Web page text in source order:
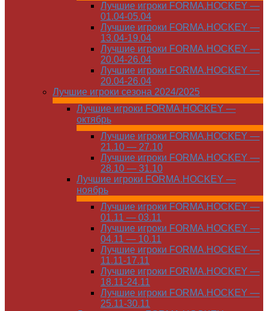
Лучшие игроки FORMA.HOCKEY —
01.04-05.04
Лучшие игроки FORMA.HOCKEY —
13.04-19.04
Лучшие игроки FORMA.HOCKEY —
20.04-26.04
Лучшие игроки FORMA.HOCKEY —
20.04-26.04
Лучшие игроки сезона 2024/2025
Лучшие игроки FORMA.HOCKEY —
октябрь
Лучшие игроки FORMA.HOCKEY —
21.10 — 27.10
Лучшие игроки FORMA.HOCKEY —
28.10 — 31.10
Лучшие игроки FORMA.HOCKEY —
ноябрь
Лучшие игроки FORMA.HOCKEY —
01.11 — 03.11
Лучшие игроки FORMA.HOCKEY —
04.11 — 10.11
Лучшие игроки FORMA.HOCKEY —
11.11-17.11
Лучшие игроки FORMA.HOCKEY —
18.11-24.11
Лучшие игроки FORMA.HOCKEY —
25.11-30.11